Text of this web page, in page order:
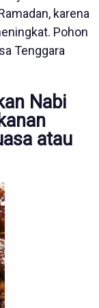
karena
Pohon
Tenggara
Nabi
atau